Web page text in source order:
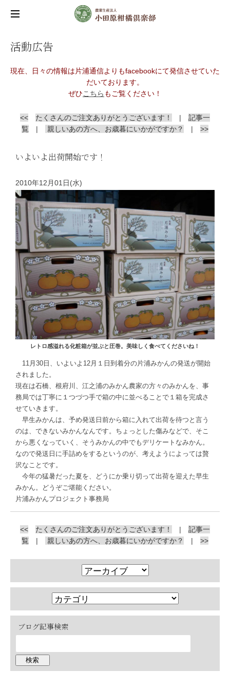
活動広告
現在、日々の情報は片浦通信よりもfacebookにて発信させていた
だいております。
ぜひこちら もご覧ください！
<< たくさんのご注文ありがとうございます！ | 記事一
覧 | 親しいあの方へ、お歳暮にいかがですか？ | >>
いよいよ出荷開始です！
2010年12月01日(水)
レトロ感溢れる化粧箱が並ぶと圧巻。美味しく食べてくださいね！
11月30日、いよいよ12月１日到着分の片浦みかんの発送が開始
されました。
現在は石橋、根府川、江之浦のみかん農家の方々のみかんを、事
務局では丁寧に１つづつ手で箱の中に並べることで１箱を完成さ
せていきます。
早生みかんは、予め発送日前から箱に入れて出荷を待つと言う
のは、できないみかんなんです。ちょっとした傷みなどで、そこ
から悪くなっていく、そうみかんの中でもデリケートなみかん。
なので発送日に手詰めをするというのが、考えようによっては贅
沢なことです。
今年の猛暑だった夏を、どうにか乗り切って出荷を迎えた早生
みかん。どうぞご堪能ください。
片浦みかんプロジェクト事務局
<< たくさんのご注文ありがとうございます！ | 記事一
覧 | 親しいあの方へ、お歳暮にいかがですか？ | >>
ブログ記事検索